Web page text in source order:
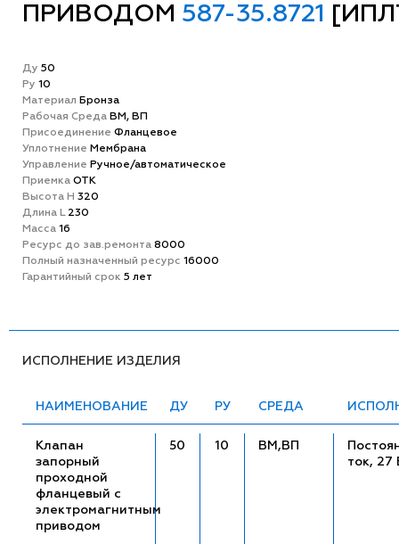
ПРИВОДОМ 587-35.8721
Ду 50
Ру 10
Матeриал Бронза
Рабочая Среда ВМ, ВП
Присоединение Фланцевое
Уплотнение Мембрана
Управление Ручное/автоматическое
Приемка ОТК
Высота H 320
Длина L 230
Масса 16
Ресурс до зав.ремонта 8000
Полный назначенный ресурс 16000
Гарантийный срок 5 лет
ИСПОЛНЕНИЕ ИЗДЕЛИЯ
НАИМЕНОВАНИЕ ДУ РУ СРЕДА
Клапан
запорный
проходной
фланцевый с
электромагнитным
приводом
50 10 ВМ,ВП
ток, 27